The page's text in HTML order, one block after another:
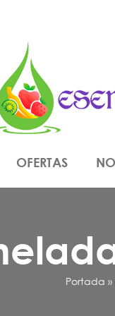
OFERTAS
Portada »